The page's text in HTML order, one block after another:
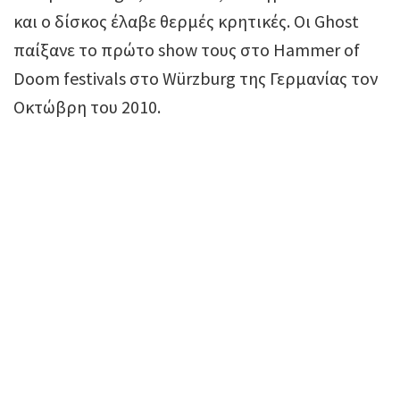
και ο δίσκος έλαβε θερμές κρητικές. Οι Ghost
παίξανε το πρώτο show τους στο Hammer of
Doom festivals στο Würzburg της Γερμανίας τον
Οκτώβρη του 2010.